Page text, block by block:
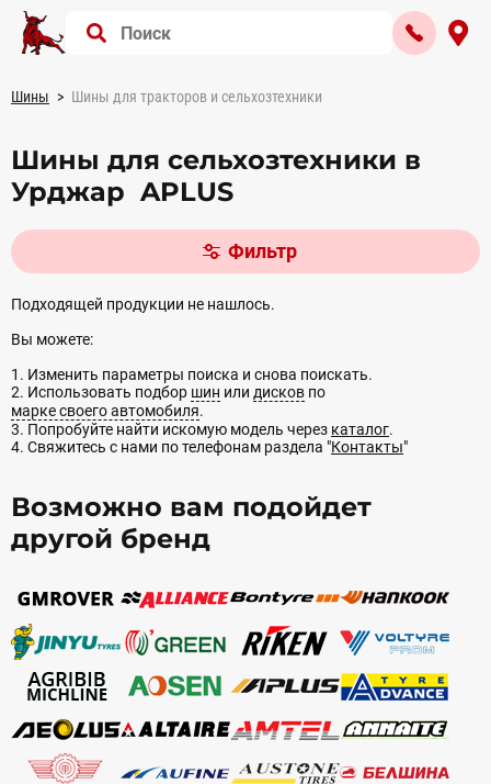
Шины Шины для тракторов и сельхозтехники
Шины для сельхозтехники в
Урджар APLUS
Фильтр
Подходящей продукции не нашлось.
Вы можете:
1. Изменить параметры поиска и снова поискать.
2. Использовать подбор шин или дисков по
марке своего автомобиля.
3. Попробуйте найти искомую модель через каталог.
4. Свяжитесь с нами по телефонам раздела "Контакты"
Возможно вам подойдет
другой бренд